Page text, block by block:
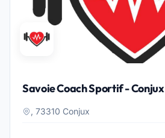
Savoie Coach Sportif - Conjux
, 73310 Conjux